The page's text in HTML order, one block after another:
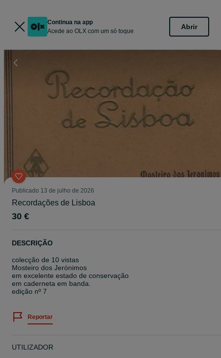
Continua na app
Acede ao OLX com um só toque
Abrir
Publicado 13 de julho de 2026
Recordações de Lisboa
30 €
DESCRIÇÃO
colecção de 10 vistas
Mosteiro dos Jerónimos
em excelente estado de conservação
em caderneta em banda.
edição nº 7
Reportar
UTILIZADOR